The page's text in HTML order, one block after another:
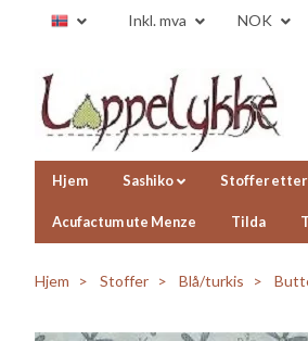
Inkl. mva NOK
Hjem Sashiko Stoffer etter
Acufactum ute Menze Tilda
Hjem Stoffer Blå/turkis